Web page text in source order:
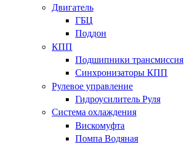
Двигатель
ГБЦ
Поддон
КПП
Подшипники трансмиссия
Синхронизаторы КПП
Рулевое управление
Гидроусилитель Руля
Система охлаждения
Вискомуфта
Помпа Водяная